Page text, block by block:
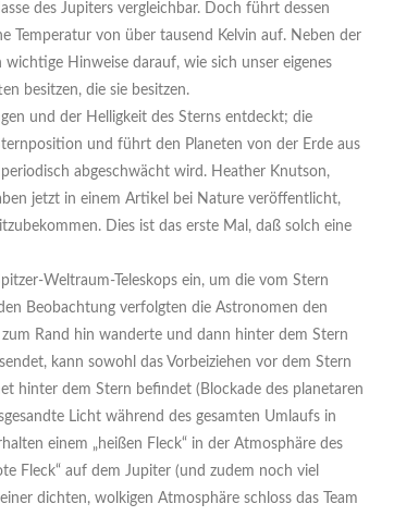
des Jupiters vergleichbar. Doch führt dessen
Temperatur von über tausend Kelvin auf. Neben der
Hinweise darauf, wie sich unser eigenes
besitzen, die sie besitzen.
und der Helligkeit des Sterns entdeckt; die
und führt den Planeten von der Erde aus
abgeschwächt wird. Heather Knutson,
jetzt in einem Artikel bei Nature veröffentlicht,
Dies ist das erste Mal, daß solch eine
Weltraum-Teleskops ein, um die vom Stern
Beobachtung verfolgten die Astronomen den
Rand hin wanderte und dann hinter dem Stern
kann sowohl das Vorbeiziehen vor dem Stern
hinter dem Stern befindet (Blockade des planetaren
Licht während des gesamten Umlaufs in
einem „heißen Fleck“ in der Atmosphäre des
Fleck“ auf dem Jupiter (und zudem noch viel
dichten, wolkigen Atmosphäre schloss das Team